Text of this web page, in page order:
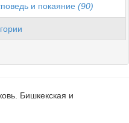
и покаяние (90)
Бишкекская и